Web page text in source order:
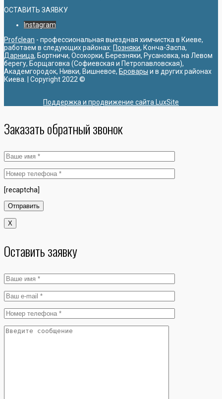
ОСТАВИТЬ ЗАЯВКУ
Instagram
Profclean - профессиональная выездная химчистка в Киеве,
работаем в следующих районах: Позняки, Конча-Заспа,
Дарница, Бортничи, Осокорки, Березняки, Русановка, на Левом
берегу, Борщаговка (Софиевская и Петропавловская),
Академгородок, Нивки, Вишневое, Бровары и в других районах
Киева. | Copyright 2022 ©
Поддержка и продвижение сайта LuxSite
Заказать обратный звонок
[recaptcha]
X
Оставить заявку